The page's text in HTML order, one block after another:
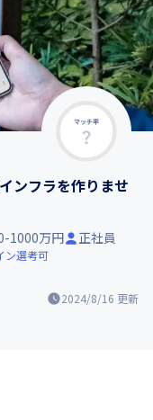
マッチ率
ンフラを作りませ
2024/8/16 更新
1000万円 正社員
ン選考可